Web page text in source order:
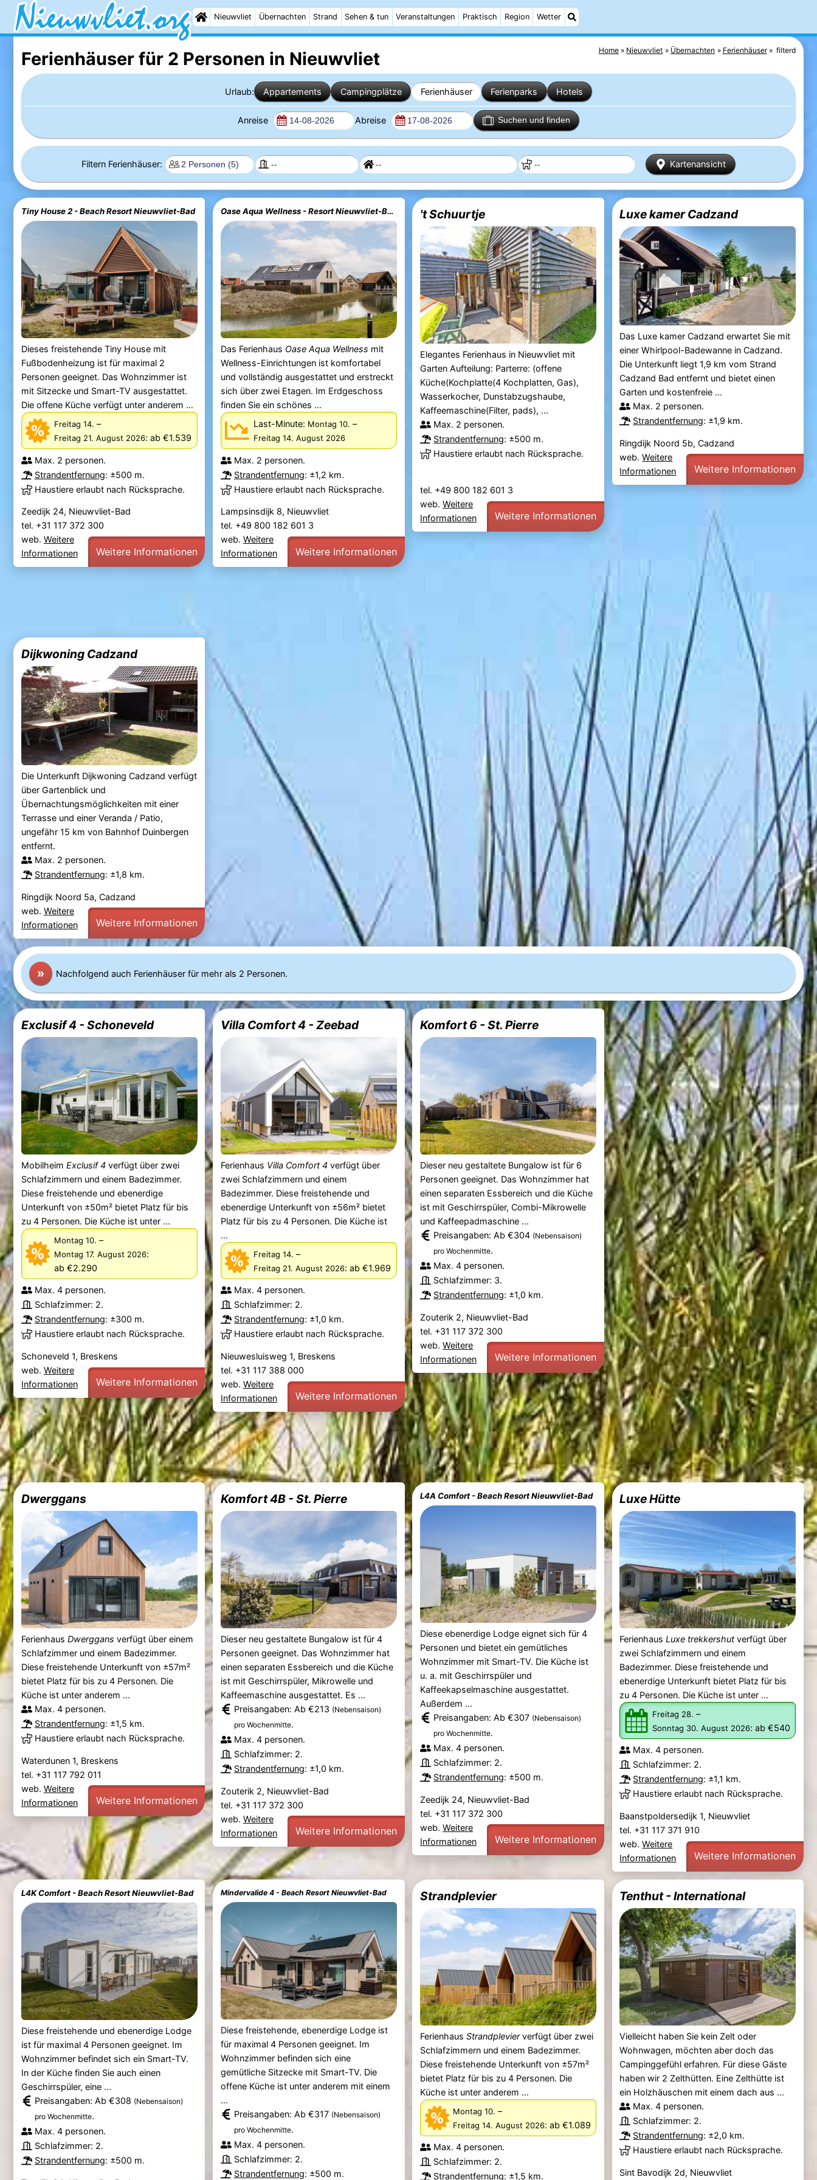
Nieuwvliet Übernachten Strand Sehen & tun Veranstaltungen Praktisch Region Wetter
Home Nieuwvliet Übernachten Ferienhäuser filterd
Ferienhäuser für 2 Personen in Nieuwvliet
Urlaub: Appartements Campingplätze Ferienhäuser Ferienparks Hotels
Anreise Abreise Suchen und finden
Filtern Ferienhäuser: Kartenansicht
Tiny House 2 - Beach Resort Nieuwvliet-Bad
Dieses freistehende Tiny House mit
Fußbodenheizung ist für maximal 2
Personen geeignet. Das Wohnzimmer ist
mit Sitzecke und Smart-TV ausgestattet.
Die offene Küche verfügt unter anderem ...
Freitag 14. –
Freitag 21. August 2026: ab €1.539
Max. 2 personen.
Strandentfernung: ±500 m.
Haustiere erlaubt nach Rücksprache.
Zeedijk 24, Nieuwvliet-Bad
tel. +31 117 372 300
web. Weitere
Informationen
Weitere Informationen
Oase Aqua Wellness - Resort Nieuwvliet-Bad
Das Ferienhaus Oase Aqua Wellness mit
Wellness-Einrichtungen ist komfortabel
und vollständig ausgestattet und erstreckt
sich über zwei Etagen. Im Erdgeschoss
finden Sie ein schönes ...
Last-Minute: Montag 10. –
Freitag 14. August 2026
Max. 2 personen.
Strandentfernung: ±1,2 km.
Haustiere erlaubt nach Rücksprache.
Lampsinsdijk 8, Nieuwvliet
tel. +49 800 182 601 3
web. Weitere
Informationen
Weitere Informationen
't Schuurtje
Elegantes Ferienhaus in Nieuwvliet mit
Garten Aufteilung: Parterre: (offene
Küche(Kochplatte(4 Kochplatten, Gas),
Wasserkocher, Dunstabzugshaube,
Kaffeemaschine(Filter, pads), ...
Max. 2 personen.
Strandentfernung: ±500 m.
Haustiere erlaubt nach Rücksprache.
tel. +49 800 182 601 3
web.Weitere
Informationen
Weitere Informationen
Luxe kamer Cadzand
Das Luxe kamer Cadzand erwartet Sie mit
einer Whirlpool-Badewanne in Cadzand.
Die Unterkunft liegt 1,9 km vom Strand
Cadzand Bad entfernt und bietet einen
Garten und kostenfreie ...
Max. 2 personen.
Strandentfernung: ±1,9 km.
Ringdijk Noord 5b, Cadzand
web.Weitere
Informationen
Weitere Informationen
Dijkwoning Cadzand
Die Unterkunft Dijkwoning Cadzand verfügt
über Gartenblick und
Übernachtungsmöglichkeiten mit einer
Terrasse und einer Veranda / Patio,
ungefähr 15 km von Bahnhof Duinbergen
entfernt.
Max. 2 personen.
Strandentfernung: ±1,8 km.
Ringdijk Noord 5a, Cadzand
web. Weitere
Informationen
Weitere Informationen
» Nachfolgend auch Ferienhäuser für mehr als 2 Personen.
Exclusif 4 - Schoneveld
Mobilheim Exclusif 4verfügt über zwei
Schlafzimmern und einem Badezimmer.
Diese freistehende und ebenerdige
Unterkunft von ±50m² bietet Platz für bis
zu 4 Personen. Die Küche ist unter ...
Montag 10. –
Montag 17. August 2026:
ab €2.290
Max. 4 personen.
Schlafzimmer: 2.
Strandentfernung: ±300 m.
Haustiere erlaubt nach Rücksprache.
Schoneveld 1, Breskens
web. Weitere
Informationen
Weitere Informationen
Villa Comfort 4 - Zeebad
Ferienhaus Villa Comfort 4verfügt über
zwei Schlafzimmern und einem
Badezimmer. Diese freistehende und
ebenerdige Unterkunft von ±56m² bietet
Platz für bis zu 4 Personen. Die Küche ist
...
Freitag 14. –
Freitag 21. August 2026: ab €1.969
Max. 4 personen.
Schlafzimmer: 2.
Strandentfernung: ±1,0 km.
Haustiere erlaubt nach Rücksprache.
Nieuwesluisweg 1, Breskens
tel. +31 117 388 000
web. Weitere
Informationen
Weitere Informationen
Komfort 6 - St. Pierre
Dieser neu gestaltete Bungalow ist für 6
Personen geeignet. Das Wohnzimmer hat
einen separaten Essbereich und die Küche
ist mit Geschirrspüler, Combi-Mikrowelle
und Kaffeepadmaschine ...
Preisangaben: Ab €304 (Nebensaison)
pro Wochenmitte.
Max. 4 personen.
Schlafzimmer: 3.
Strandentfernung: ±1,0 km.
Zouterik 2, Nieuwvliet-Bad
tel. +31 117 372 300
web.Weitere
Informationen
Weitere Informationen
Dwerggans
Ferienhaus Dwerggans verfügt über einem
Schlafzimmer und einem Badezimmer.
Diese freistehende Unterkunft von ±57m²
bietet Platz für bis zu 4 Personen. Die
Küche ist unter anderem ...
Max. 4 personen.
Strandentfernung: ±1,5 km.
Haustiere erlaubt nach Rücksprache.
Waterdunen 1, Breskens
tel. +31 117 792 011
web. Weitere
Informationen
Weitere Informationen
Komfort 4B - St. Pierre
Dieser neu gestaltete Bungalow ist für 4
Personen geeignet. Das Wohnzimmer hat
einen separaten Essbereich und die Küche
ist mit Geschirrspüler, Mikrowelle und
Kaffeemaschine ausgestattet. Es ...
Preisangaben: Ab €213 (Nebensaison)
pro Wochenmitte.
Max. 4 personen.
Schlafzimmer: 2.
Strandentfernung: ±1,0 km.
Zouterik 2, Nieuwvliet-Bad
tel. +31 117 372 300
web. Weitere
Informationen
Weitere Informationen
L4A Comfort - Beach Resort Nieuwvliet-Bad
Diese ebenerdige Lodge eignet sich für 4
Personen und bietet ein gemütliches
Wohnzimmer mit Smart-TV. Die Küche ist
u. a. mit Geschirrspüler und
Kaffeekapselmaschine ausgestattet.
Außerdem ...
Preisangaben: Ab €307 (Nebensaison)
pro Wochenmitte.
Max. 4 personen.
Schlafzimmer: 2.
Strandentfernung: ±500 m.
Zeedijk 24, Nieuwvliet-Bad
tel. +31 117 372 300
web.Weitere
Informationen
Weitere Informationen
Luxe Hütte
FerienhausLuxe trekkershut verfügt über
zwei Schlafzimmern und einem
Badezimmer. Diese freistehende und
ebenerdige Unterkunft bietet Platz für bis
zu 4 Personen. Die Küche ist unter ...
Freitag 28. –
Sonntag 30. August 2026:ab €540
Max. 4 personen.
Schlafzimmer: 2.
Strandentfernung: ±1,1 km.
Haustiere erlaubt nach Rücksprache.
Baanstpoldersedijk 1, Nieuwvliet
tel. +31 117 371 910
web.Weitere
Informationen
Weitere Informationen
L4K Comfort - Beach Resort Nieuwvliet-Bad
Diese freistehende und ebenerdige Lodge
ist für maximal 4 Personen geeignet. Im
Wohnzimmer befindet sich ein Smart-TV.
In der Küche finden Sie auch einen
Geschirrspüler, eine ...
Preisangaben: Ab €308 (Nebensaison)
pro Wochenmitte.
Max. 4 personen.
Schlafzimmer: 2.
Strandentfernung: ±500 m.
Mindervalide 4 - Beach Resort Nieuwvliet-Bad
Diese freistehende, ebenerdige Lodge ist
für maximal 4 Personen geeignet. Im
Wohnzimmer befinden sich eine
gemütliche Sitzecke mit Smart-TV. Die
offene Küche ist unter anderem mit einem
...
Preisangaben: Ab €317 (Nebensaison)
pro Wochenmitte.
Max. 4 personen.
Schlafzimmer: 2.
Strandentfernung: ±500 m.
Strandplevier
FerienhausStrandplevierverfügt über zwei
Schlafzimmern und einem Badezimmer.
Diese freistehende Unterkunft von ±57m²
bietet Platz für bis zu 4 Personen. Die
Küche ist unter anderem ...
Montag 10. –
Freitag 14. August 2026: ab €1.089
Max. 4 personen.
Schlafzimmer: 2.
Strandentfernung: ±1,5 km.
Tenthut - International
Vielleicht haben Sie kein Zelt oder
Wohnwagen, möchten aber doch das
Campinggefühl erfahren. Für diese Gäste
haben wir 2 Zelthütten. Eine Zelthütte ist
ein Holzhäuschen mit einem dach aus ...
Max. 4 personen.
Schlafzimmer: 2.
Strandentfernung: ±2,0 km.
Haustiere erlaubt nach Rücksprache.
Sint Bavodijk 2d, Nieuwvliet